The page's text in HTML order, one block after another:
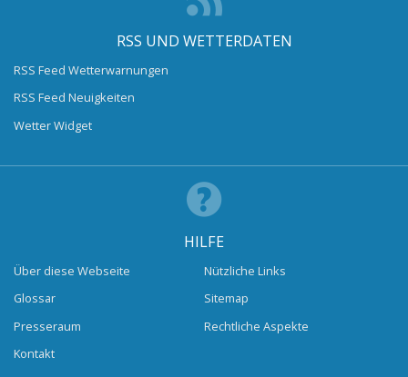
RSS UND WETTERDATEN
RSS Feed Wetterwarnungen
RSS Feed Neuigkeiten
Wetter Widget
HILFE
Über diese Webseite
Glossar
Presseraum
Kontakt
Nützliche Links
Sitemap
Rechtliche Aspekte